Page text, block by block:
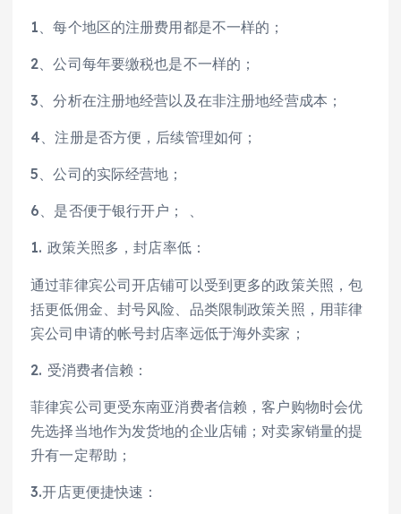
1、每个地区的注册费用都是不一样的；
2、公司每年要缴税也是不一样的；
3、分析在注册地经营以及在非注册地经营成本；
4、注册是否方便，后续管理如何；
5、公司的实际经营地；
6、是否便于银行开户； 、
1. 政策关照多，封店率低：
通过菲律宾公司开店铺可以受到更多的政策关照，包
括更低佣金、封号风险、品类限制政策关照，用菲律
宾公司申请的帐号封店率远低于海外卖家；
2. 受消费者信赖：
菲律宾公司更受东南亚消费者信赖，客户购物时会优
先选择当地作为发货地的企业店铺；对卖家销量的提
升有一定帮助；
3.开店更便捷快速：